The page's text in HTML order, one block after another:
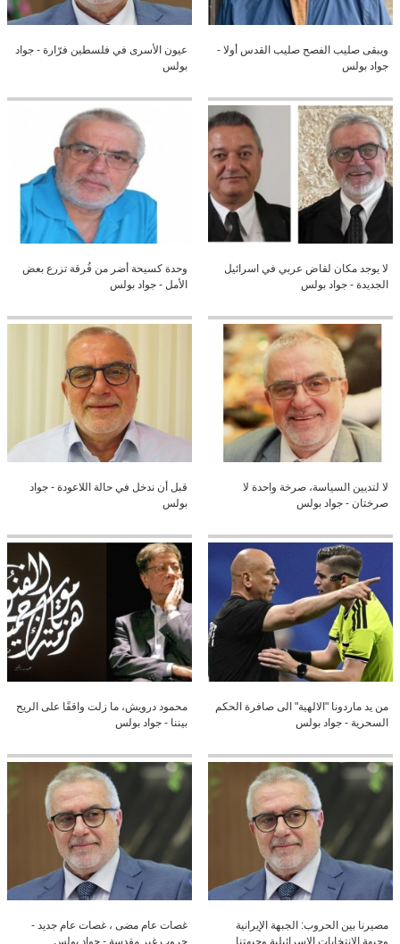
ويبقى صليب الفصح صليب القدس أولا -
جواد بولس
عيون الأسرى في فلسطين فرّارة - جواد
بولس
لا يوجد مكان لقاض عربي في اسرائيل
الجديدة - جواد بولس
وحدة كسيحة أضر من فُرقة تزرع بعض
الأمل - جواد بولس
لا لتديين السياسة، صرخة واحدة لا
صرختان - جواد بولس
قبل أن ندخل في حالة اللاعودة - جواد
بولس
من يد ماردونا "الالهية" الى صافرة الحكم
السحرية - جواد بولس
محمود درويش، ما زلت واقفًا على الريح
بيننا - جواد بولس
مصيرنا بين الحروب: الجبهة الإيرانية
وجبهة الانتخابات الاسرائيلية وجبهتنا
غصات عام مضى ، غصات عام جديد -
حروب غير مقدسة - جواد بولس